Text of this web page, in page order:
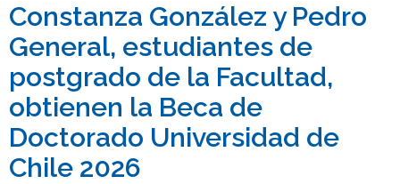
Académicas/os
Funcionarias/os
Egresadas/os
Constanza González y Pedro
General, estudiantes de
postgrado de la Facultad,
obtienen la Beca de
Doctorado Universidad de
Chile 2026